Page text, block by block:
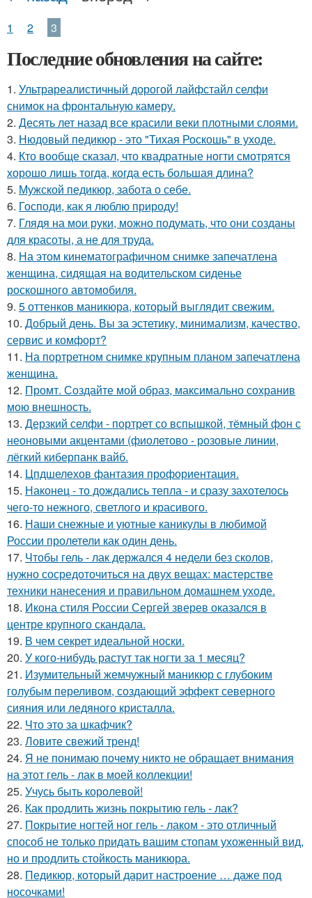
1 2 3
Последние обновления на сайте:
1. Ультрареалистичный дорогой лайфстайл селфи
снимок на фронтальную камеру.
2. Десять лет назад все красили веки плотными слоями.
3. Нюдовый педикюр - это "Тихая Роскошь" в уходе.
4. Кто вообще сказал, что квадратные ногти смотрятся
хорошо лишь тогда, когда есть большая длина?
5. Мужской педикюр, забота о себе.
6. Господи, как я люблю природу!
7. Глядя на мои руки, можно подумать, что они созданы
для красоты, а не для труда.
8. На этом кинематографичном снимке запечатлена
женщина, сидящая на водительском сиденье
роскошного автомобиля.
9. 5 оттенков маникюра, который выглядит свежим.
10. Добрый день. Вы за эстетику, минимализм, качество,
сервис и комфорт?
11. На портретном снимке крупным планом запечатлена
женщина.
12. Промт. Создайте мой образ, максимально сохранив
мою внешность.
13. Дерзкий селфи - портрет со вспышкой, тёмный фон с
неоновыми акцентами (фиолетово - розовые линии,
лёгкий киберпанк вайб.
14. Цпдшелехов фантазия профориентация.
15. Наконец - то дождались тепла - и сразу захотелось
чего-то нежного, светлого и красивого.
16. Наши снежные и уютные каникулы в любимой
России пролетели как один день.
17. Чтобы гель - лак держался 4 недели без сколов,
нужно сосредоточиться на двух вещах: мастерстве
техники нанесения и правильном домашнем уходе.
18. Икона стиля России Сергей зверев оказался в
центре крупного скандала.
19. В чем секрет идеальной носки.
20. У кого-нибудь растут так ногти за 1 месяц?
21. Изумительный жемчужный маникюр с глубоким
голубым переливом, создающий эффект северного
сияния или ледяного кристалла.
22. Что это за шкафчик?
23. Ловите свежий тренд!
24. Я не понимаю почему никто не обращает внимания
на этот гель - лак в моей коллекции!
25. Учусь быть королевой!
26. Как продлить жизнь покрытию гель - лак?
27. Покрытие ногтей ног гель - лаком - это отличный
способ не только придать вашим стопам ухоженный вид,
но и продлить стойкость маникюра.
28. Педикюр, который дарит настроение … даже под
носочками!